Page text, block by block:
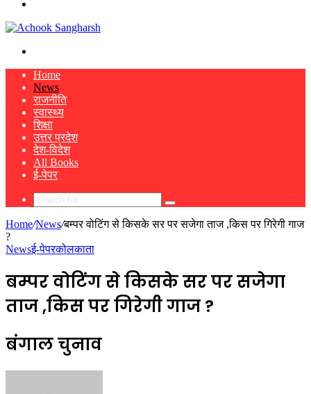
Home
News
राजनीति
स्वास्थ्य
शिक्षा
उत्तर प्रदेश
देश-विदेश
All Books
ई-पेपर
Search
Home/News/बम्पर वोटिंग से किसके सर पर सजेगा ताज ,किस पर गिरेगी गाज
?
Newsई-पेपरकोलकाता
बम्पर वोटिंग से किसके सर पर सजेगा
ताज ,किस पर गिरेगी गाज ?
बंगाल चुनाव